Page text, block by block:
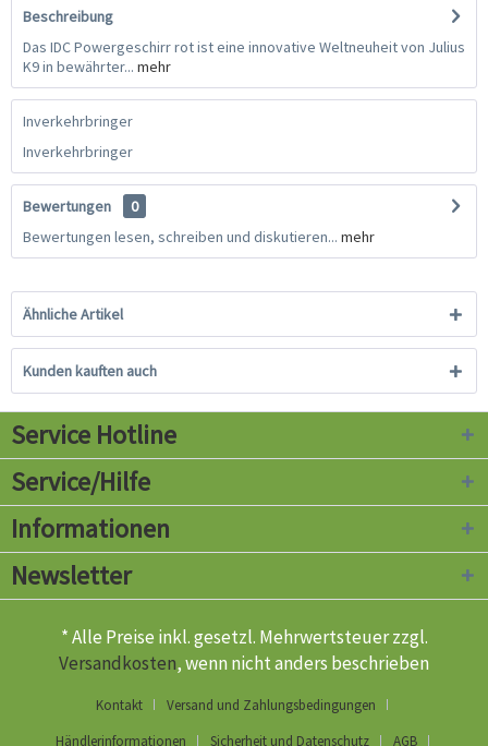
Beschreibung
Das IDC Powergeschirr rot ist eine innovative Weltneuheit von Julius
K9 in bewährter... mehr
Inverkehrbringer
Inverkehrbringer
Bewertungen
0
Bewertungen lesen, schreiben und diskutieren... mehr
Ähnliche Artikel
Kunden kauften auch
Service Hotline
Service/Hilfe
Informationen
Newsletter
* Alle Preise inkl. gesetzl. Mehrwertsteuer zzgl.
Versandkosten, wenn nicht anders beschrieben
Kontakt
Versand und Zahlungsbedingungen
Händlerinformationen
Sicherheit und Datenschutz AGB